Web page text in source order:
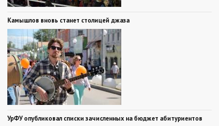
Камышлов вновь станет столицей джаза
УрФУ опубликовал списки зачисленных на бюджет абитуриентов